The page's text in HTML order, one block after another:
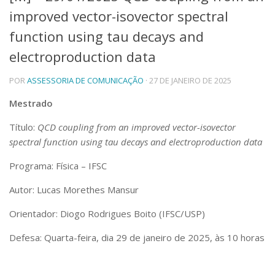
Telefones e Mapas
Pessoas
Ensino
Graduação
Educação a distância
Cursos de Extensão
Linhas de Pesquisa
Centros, Núcleos e Projetos em Rede
Pós-doutorado
Transferência de Tecnologia
Extensão à Comunidade
Projetos, Programas e Cursos
improved vector-isovector spectral
function using tau decays and
electroproduction data
PORASSESSORIA DE COMUNICAÇÃO · 27 DE JANEIRO DE 2025
Mestrado
Título: QCD coupling from an improved vector-isovector
spectral function using tau decays and electroproduction data
Programa: Física – IFSC
Autor: Lucas Morethes Mansur
Orientador: Diogo Rodrigues Boito (IFSC/USP)
Defesa: Quarta-feira, dia 29 de janeiro de 2025, às 10 horas